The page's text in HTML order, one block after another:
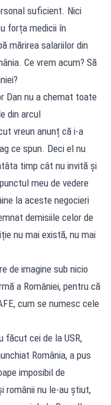
suficient. Nici
forța medicii în
mărirea salariilor din
Ce vrem acum? Să
Dan nu a chemat toate
din arcul
vreun anunț că i-a
ce spun. Deci el nu
timp cât nu invită și
meu de vedere
la aceste negocieri
demisiile celor de
nu mai există, nu mai
de imagine sub nicio
a României, pentru că
cum se numesc cele
făcut cei de la USR,
România, a pus
imposibil de
românii nu le-au știut,